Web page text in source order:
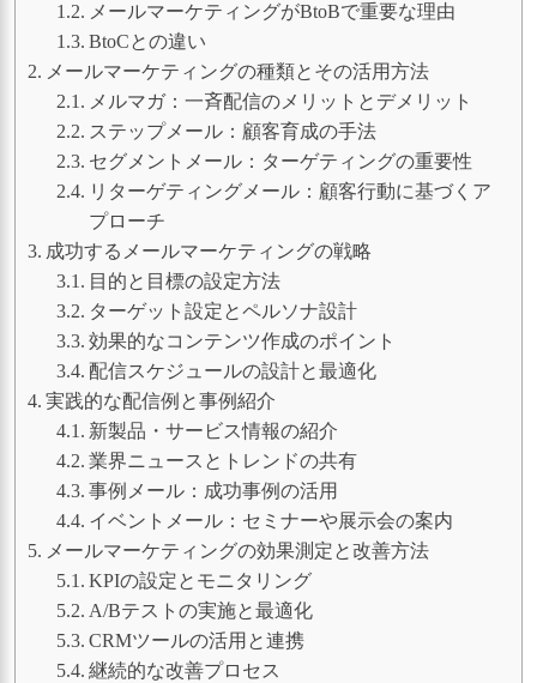
メールマーケティングがBtoBで重要な理由
BtoCとの違い
メールマーケティングの種類とその活用方法
メルマガ：一斉配信のメリットとデメリット
ステップメール：顧客育成の手法
セグメントメール：ターゲティングの重要性
リターゲティングメール：顧客行動に基づくア
プローチ
成功するメールマーケティングの戦略
目的と目標の設定方法
ターゲット設定とペルソナ設計
効果的なコンテンツ作成のポイント
配信スケジュールの設計と最適化
実践的な配信例と事例紹介
新製品・サービス情報の紹介
業界ニュースとトレンドの共有
事例メール：成功事例の活用
イベントメール：セミナーや展示会の案内
メールマーケティングの効果測定と改善方法
KPIの設定とモニタリング
A/Bテストの実施と最適化
CRMツールの活用と連携
継続的な改善プロセス